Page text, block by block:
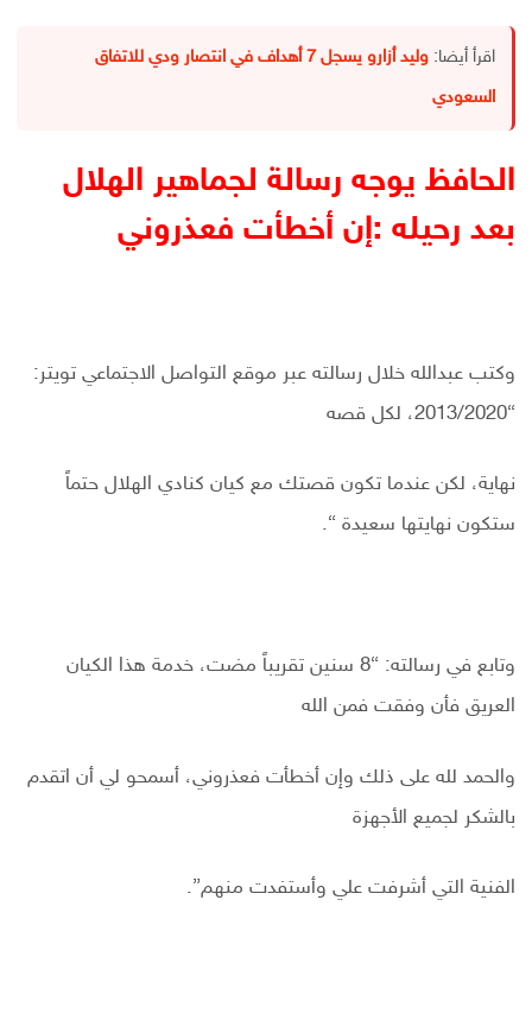
اقرأ أيضا:
وليد أزارو يسجل 7 أهداف في انتصار ودي للاتفاق
السعودي
الحافظ يوجه رسالة لجماهير الهلال
بعد رحيله :إن أخطأت فعذروني
وكتب عبدالله خلال رسالته عبر موقع التواصل الاجتماعي تويتر:
“2013/2020، لكل قصه
نهاية، لكن عندما تكون قصتك مع كيان كنادي الهلال حتماً
ستكون نهايتها سعيدة “.
وتابع في رسالته: “8 سنين تقريباً مضت، خدمة هذا الكيان
العريق فأن وفقت فمن الله
والحمد لله على ذلك وإن أخطأت فعذروني، أسمحو لي أن اتقدم
بالشكر لجميع الأجهزة
الفنية التي أشرفت علي وأستفدت منهم”.